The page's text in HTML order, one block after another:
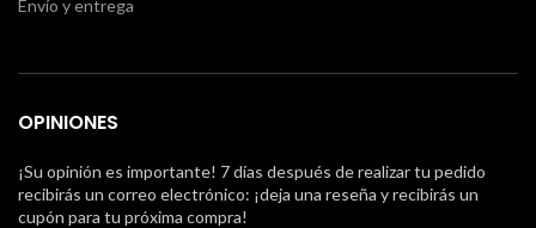
Envío y entrega
OPINIONES
¡Su opinión es importante! 7 días después de realizar tu pedido
recibirás un correo electrónico: ¡deja una reseña y recibirás un
cupón para tu próxima compra!